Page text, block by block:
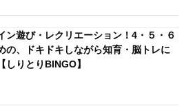
ン遊び・レクリエーション！4・５・６
の、ドキドキしながら知育・脳トレに
りとりBINGO】